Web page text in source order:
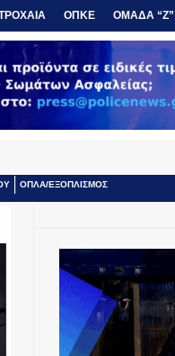
ΟΠΚΕ ΟΜΑΔΑ “Ζ”
ΟΠΛΑ/ΕΞΟΠΛΙΣΜΟΣ